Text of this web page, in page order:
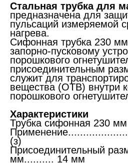
Стальная трубка для
предназначена для
пульсаций измеряемой
нагрева.
Сифонная трубка 230 мм
запорно-пусковому
порошкового
присоединительным
служит для
вещества (ОТВ) внутри
порошкового
Характеристики
Трубка сифонная 230
(з)
Присоединительный
мм.......... 14 мм